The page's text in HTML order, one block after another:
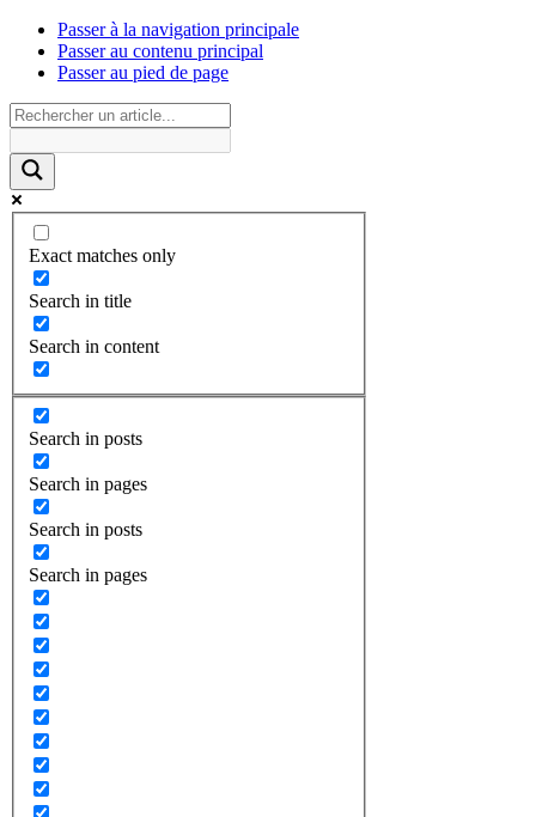
Passer à la navigation principale
Passer au contenu principal
Passer au pied de page
Exact matches only
Search in title
Search in content
Search in posts
Search in pages
Search in posts
Search in pages